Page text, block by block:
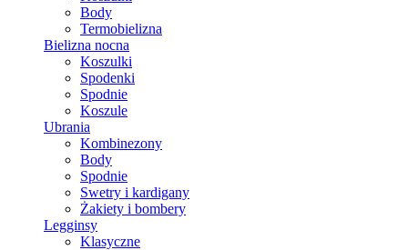
Body
Termobielizna
Bielizna nocna
Koszulki
Spodenki
Spodnie
Koszule
Ubrania
Kombinezony
Body
Spodnie
Swetry i kardigany
Żakiety i bombery
Legginsy
Klasyczne